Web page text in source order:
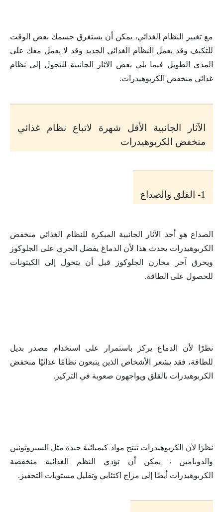
مع تغيير النظام الغذائي، يمكن أن يستغرق جسمك بعض الوقت
للتكيف وقد يعمل النظام الغذائي الجديد وقد لا يعمل معك على
المدى الطويل فيما يلي بعض الآثار الجانبية للتحول إلى نظام
غذائي منخفض الكربوهيدرات.
الآثار الجانبية الأقل شهرة لاتباع نظام غذائي
منخفض الكربوهيدرات
1- القلق والصداع
الصداع هو أحد الآثار الجانبية المبكرة للنظام الغذائي منخفض
الكربوهيدرات يحدث هذا لأن الدماغ يفضل الجري على الجلوكوز
ويحرق آخر مخازن الجلوكوز قبل أن يتحول إلى الكيتونات
للحصول على الطاقة.
نظرًا لأن الدماغ يركز باستمرار على استخدام مصدر بديل
للطاقة، فقد يشعر الأشخاص الذين يتبعون نظامًا غذائيًا منخفض
الكربوهيدرات بالقلق ويواجهون صعوبة في التركيز.
نظرًا لأن الكربوهيدرات تنتج مواد كيميائية جيدة مثل السيروتونين
والدوبامين ، يمكن أن تؤدي النظم الغذائية منخفضة
الكربوهيدرات أيضًا إلى مزاج اكتئابي وتقليل مستويات التحفيز.